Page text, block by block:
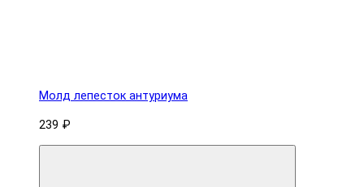
Молд лепесток антуриума
239 ₽